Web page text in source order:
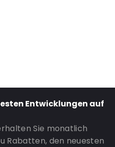
Entwicklungen auf
Sie monatlich
Rabatten, den neuesten